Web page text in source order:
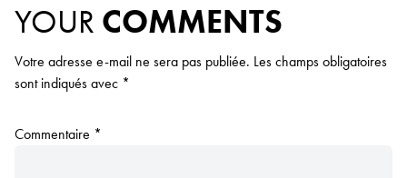
YOUR COMMENTS
Votre adresse e-mail ne sera pas publiée. Les champs obligatoires
sont indiqués avec *
Commentaire *